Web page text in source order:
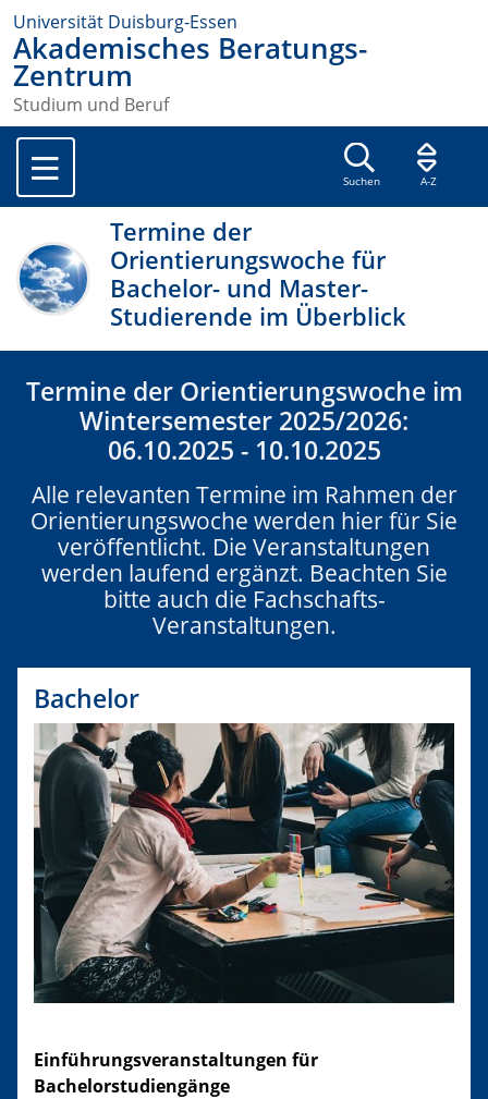
Universität Duisburg-Essen
Akademisches Beratungs-
Zentrum
Studium und Beruf
Suchen A-Z
Termine der
Orientierungswoche für
Bachelor- und Master-
Studierende im Überblick
Termine der Orientierungswoche im
Wintersemester 2025/2026:
06.10.2025 - 10.10.2025
Alle relevanten Termine im Rahmen der
Orientierungswoche werden hier für Sie
veröffentlicht. Die Veranstaltungen
werden laufend ergänzt. Beachten Sie
bitte auch die Fachschafts-
Veranstaltungen.
Bachelor
Einführungsveranstaltungen für
Bachelorstudiengänge